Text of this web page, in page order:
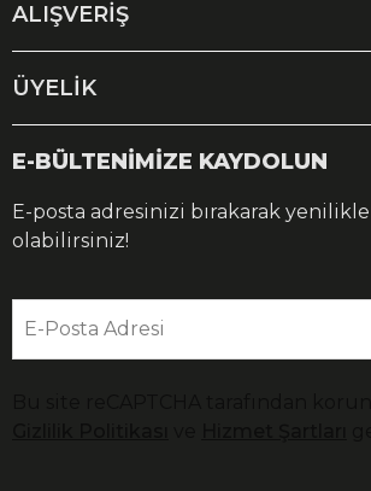
ALIŞVERİŞ
ÜYELİK
E-BÜLTENİMİZE KAYDOLUN
E-posta adresinizi bırakarak
olabilirsiniz!
E-Posta Adresi